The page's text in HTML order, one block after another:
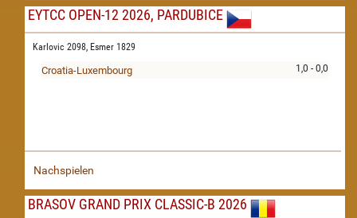
EYTCC OPEN-12 2026, PARDUBICE
Karlovic 2098, Esmer 1829
1,0 - 0,0
Croatia-Luxembourg
Nachspielen
BRASOV GRAND PRIX CLASSIC-B 2026